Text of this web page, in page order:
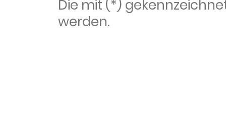
Die mit (*)
werden.